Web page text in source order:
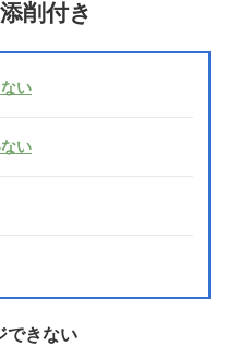
削付き
い
い
できない